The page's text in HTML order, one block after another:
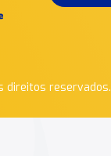
direitos reservados.